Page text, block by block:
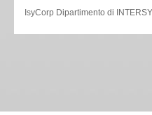
IsyCorp Dipartimento di